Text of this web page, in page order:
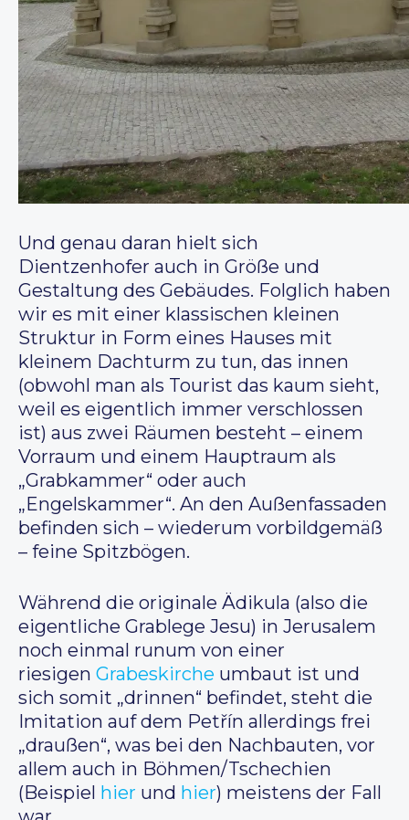
Und genau daran hielt sich
Dientzenhofer auch in Größe und
Gestaltung des Gebäudes. Folglich haben
wir es mit einer klassischen kleinen
Struktur in Form eines Hauses mit
kleinem Dachturm zu tun, das innen
(obwohl man als Tourist das kaum sieht,
weil es eigentlich immer verschlossen
ist) aus zwei Räumen besteht – einem
Vorraum und einem Hauptraum als
„Grabkammer“ oder auch
„Engelskammer“. An den Außenfassaden
befinden sich – wiederum vorbildgemäß
– feine Spitzbögen.
Während die originale Ädikula (also die
eigentliche Grablege Jesu) in Jerusalem
noch einmal runum von einer
riesigen Grabeskirche umbaut ist und
sich somit „drinnen“ befindet, steht die
Imitation auf dem Petřín allerdings frei
„draußen“, was bei den Nachbauten, vor
allem auch in Böhmen/Tschechien
(Beispiel hier und hier) meistens der Fall